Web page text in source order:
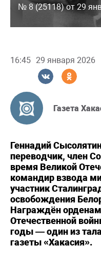
№ 8 (25118) от 29
16:45 29 января 2026
Газета
Геннадий
переводчик, член
время Великой
командир взвода
участник
освобождения
Награждён
Отечественной
годы — один из
газеты «Хакасия».